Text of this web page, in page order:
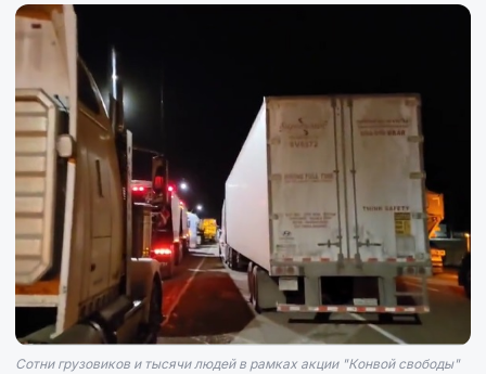
Сотни грузовиков и тысячи людей в рамках акции "Конвой свободы"